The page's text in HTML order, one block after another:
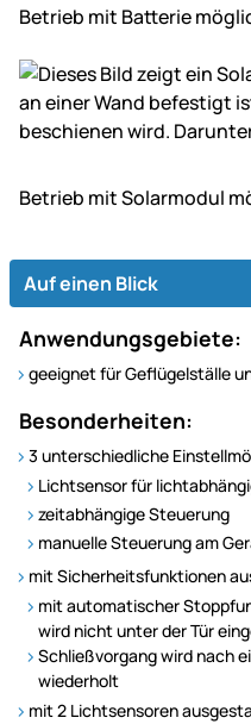
Betrieb mit Batterie
Betrieb mit Solar­modul
Auf einen Blick
Anwendungsgebiete:
geeignet für Geflügelställe
Besonderheiten:
3 unterschiedliche
Lichtsensor für
zeitabhängige Steuerung
manuelle Steuerung am
mit Sicherheitsfunktionen
mit automatischer
wird nicht unter der Tür
Schließvorgang wird nach
wiederholt
mit 2 Lichtsensoren